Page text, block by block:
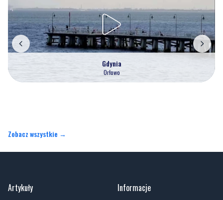
Gdynia
Orłowo
Zobacz wszystkie →
Artykuły Informacje